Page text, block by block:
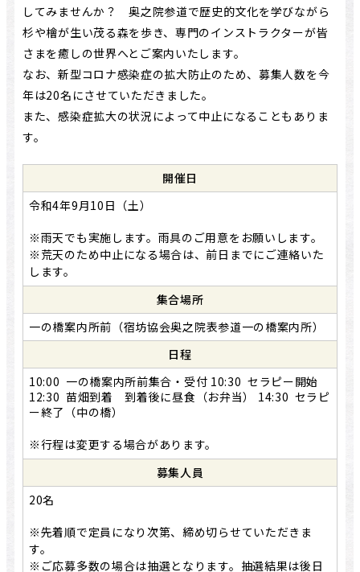
してみませんか？ 奥之院参道で歴史的文化を学びながら
杉や檜が生い茂る森を歩き、専門のインストラクターが皆
さまを癒しの世界へとご案内いたします。
なお、新型コロナ感染症の拡大防止のため、募集人数を今
年は20名にさせていただきました。
また、感染症拡大の状況によって中止になることもありま
す。
開催日
令和4年9月10日（土）
※雨天でも実施します。雨具のご用意をお願いします。
※荒天のため中止になる場合は、前日までにご連絡いた
します。
集合場所
一の橋案内所前 （宿坊協会奥之院表参道一の橋案内所）
日程
10:00 一の橋案内所前集合・受付 10:30 セラピー開始
12:30 苗畑到着 到着後に昼食（お弁当） 14:30 セラピ
ー終了（中の橋）
※行程は変更する場合があります。
募集人員
20名
※先着順で定員になり次第、締め切らせていただきま
す。
※ご応募多数の場合は抽選となります。抽選結果は後日